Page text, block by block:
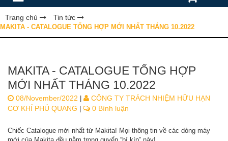
Trang chủ Tin tức
MAKITA - CATALOGUE TỔNG HỢP MỚI NHẤT THÁNG 10.2022
MAKITA - CATALOGUE TỔNG HỢP
MỚI NHẤT THÁNG 10.2022
08/November/2022
CÔNG TY TRÁCH NHIỆM HỮU HẠN
CƠ KHÍ PHÚ QUANG
0 Bình luận
Chiếc Catalogue mới nhất từ Makita! Mọi thông tin về các dòng máy